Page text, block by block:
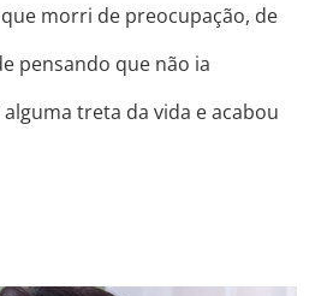
morri de preocupação, de
pensando que não ia
treta da vida e acabou